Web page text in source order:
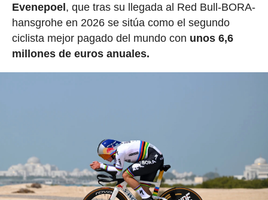
Evenepoel, que tras su llegada al Red Bull-BORA-
hansgrohe en 2026 se sitúa como el segundo
ciclista mejor pagado del mundo con unos 6,6
millones de euros anuales.